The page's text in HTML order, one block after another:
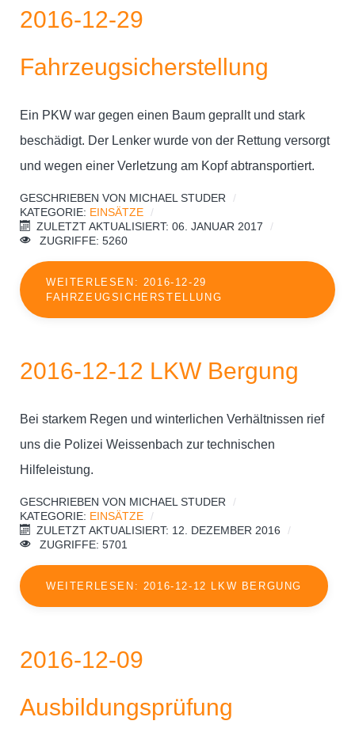
2016-12-29
Fahrzeugsicherstellung
Ein PKW war gegen einen Baum geprallt und stark
beschädigt. Der Lenker wurde von der Rettung versorgt
und wegen einer Verletzung am Kopf abtransportiert.
GESCHRIEBEN VON MICHAEL STUDER
KATEGORIE: EINSÄTZE
ZULETZT AKTUALISIERT: 06. JANUAR 2017
ZUGRIFFE: 5260
WEITERLESEN: 2016-12-29
FAHRZEUGSICHERSTELLUNG
2016-12-12 LKW Bergung
Bei starkem Regen und winterlichen Verhältnissen rief
uns die Polizei Weissenbach zur technischen
Hilfeleistung.
GESCHRIEBEN VON MICHAEL STUDER
KATEGORIE: EINSÄTZE
ZULETZT AKTUALISIERT: 12. DEZEMBER 2016
ZUGRIFFE: 5701
WEITERLESEN: 2016-12-12 LKW BERGUNG
2016-12-09
Ausbildungsprüfung